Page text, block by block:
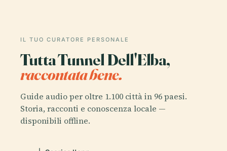
IL TUO CURATORE PERSONALE
Tutta Tunnel Dell'Elba,
raccontata bene.
Guide audio per oltre 1.100 città in 96 paesi.
Storia, racconti e conoscenza locale —
disponibili offline.